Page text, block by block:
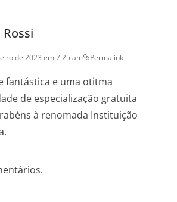
de 2023 em 7:25 am Permalink
fantástica e uma otitma
de especialização gratuita
à renomada Instituição